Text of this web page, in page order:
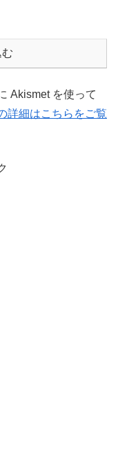
Akismet を使って
詳細はこちらをご覧